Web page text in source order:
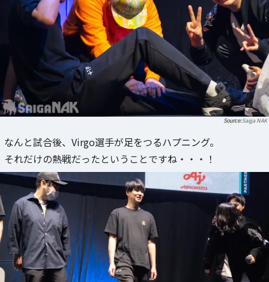
Saiga NAK
なんと試合後、Virgo選手が足をつるハプニング。
それだけの熱戦だったということですね・・・！